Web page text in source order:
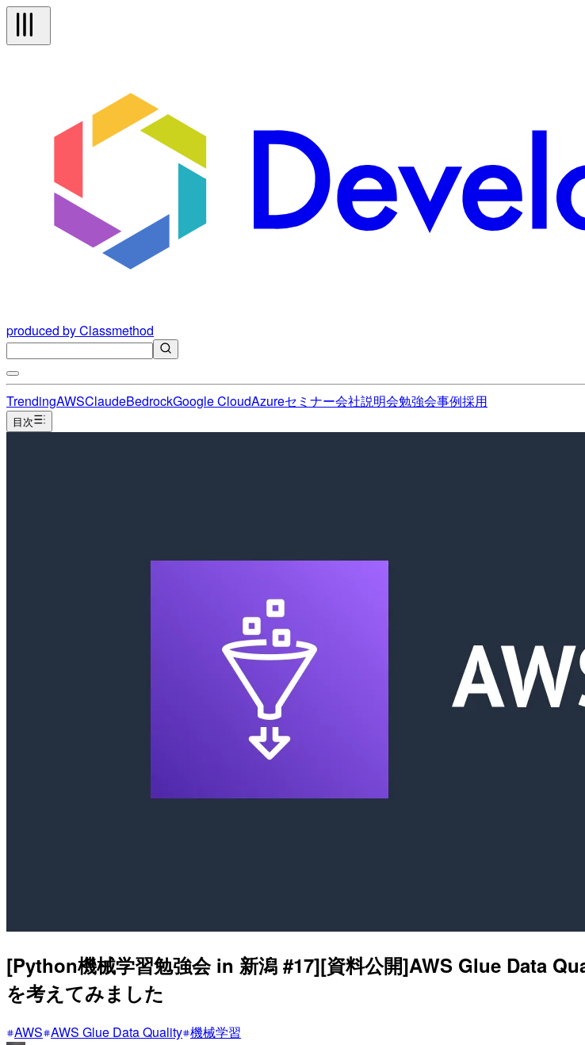
produced by Classmethod
TrendingAWSClaudeBedrockGoogle CloudAzureセミナー会社説明会勉強会事例採用
目次
[Python機械学習勉強会 in 新潟 #17][資料公開]AWS Glue Data
を考えてみました
AWS AWS Glue Data Quality 機械学習